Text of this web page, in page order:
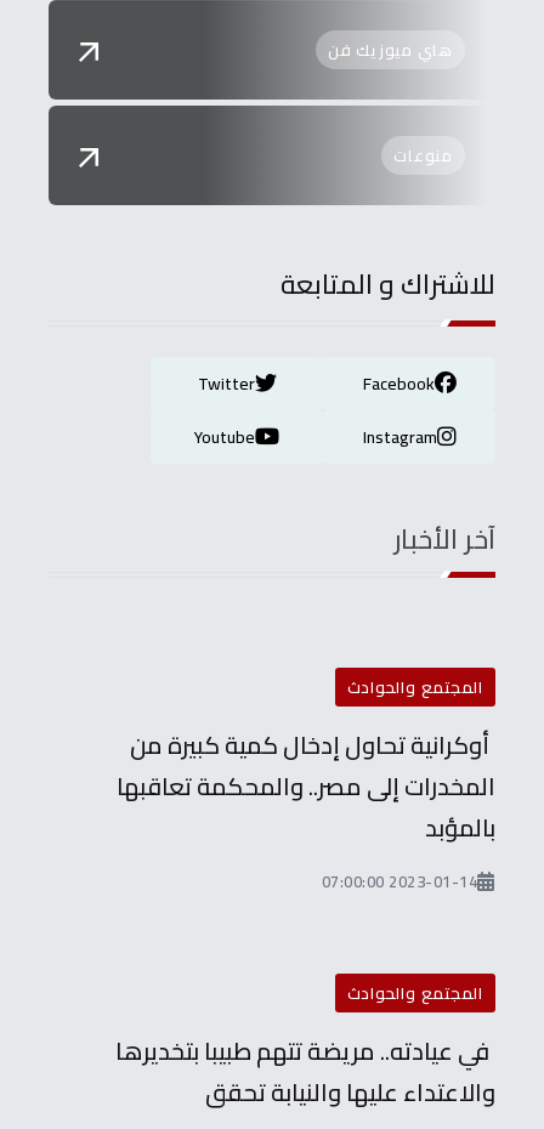
هاي ميوزيك فن
منوعات
للاشتراك و المتابعة
Facebook
Twitter
Instagram
Youtube
آخر الأخبار
المجتمع والحوادث
أوكرانية تحاول إدخال كمية كبيرة من
المخدرات إلى مصر.. والمحكمة تعاقبها
بالمؤبد
2023-01-14 07:00:00
المجتمع والحوادث
في عيادته.. مريضة تتهم طبيبا بتخديرها
والاعتداء عليها والنيابة تحقق